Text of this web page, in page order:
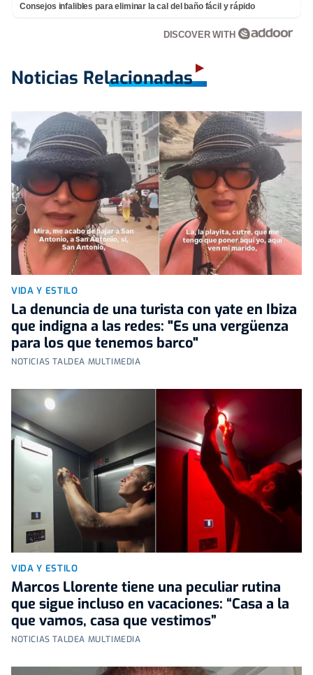
Consejos infalibles para eliminar la cal del baño fácil y rápido
DISCOVER WITH
Noticias Relacionadas
VIDA Y ESTILO
La denuncia de una turista con yate en Ibiza
que indigna a las redes: "Es una vergüenza
para los que tenemos barco"
NOTICIAS TALDEA MULTIMEDIA
VIDA Y ESTILO
Marcos Llorente tiene una peculiar rutina
que sigue incluso en vacaciones: “Casa a la
que vamos, casa que vestimos”
NOTICIAS TALDEA MULTIMEDIA